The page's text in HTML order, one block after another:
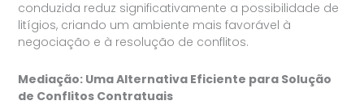
conduzida reduz significativamente a possibilidade de
litígios, criando um ambiente mais favorável à
negociação e à resolução de conflitos.
Mediação: Uma Alternativa Eficiente para Solução
de Conflitos Contratuais